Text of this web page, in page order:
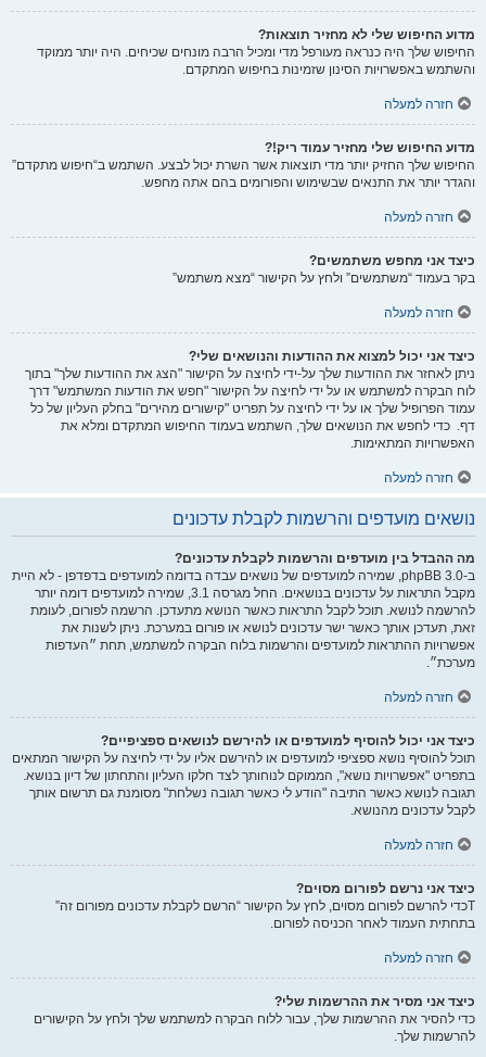
מדוע החיפוש שלי לא מחזיר תוצאות?
החיפוש שלך היה כנראה מעורפל מדי ומכיל הרבה מונחים שכיחים. היה יותר ממוקד
והשתמש באפשרויות הסינון שזמינות בחיפוש המתקדם.
חזרה למעלה
מדוע החיפוש שלי מחזיר עמוד ריק!?
החיפוש שלך החזיק יותר מדי תוצאות אשר השרת יכול לבצע. השתמש ב“חיפוש מתקדם”
והגדר יותר את התנאים שבשימוש והפורומים בהם אתה מחפש.
חזרה למעלה
כיצד אני מחפש משתמשים?
בקר בעמוד “משתמשים” ולחץ על הקישור “מצא משתמש”
חזרה למעלה
כיצד אני יכול למצוא את ההודעות והנושאים שלי?
ניתן לאחזר את ההודעות שלך על-ידי לחיצה על הקישור "הצג את ההודעות שלך" בתוך
לוח הבקרה למשתמש או על ידי לחיצה על הקישור "חפש את הודעות המשתמש" דרך
עמוד הפרופיל שלך או על ידי לחיצה על תפריט "קישורים מהירים" בחלק העליון של כל
דף. כדי לחפש את הנושאים שלך, השתמש בעמוד החיפוש המתקדם ומלא את
האפשרויות המתאימות.
חזרה למעלה
נושאים מועדפים והרשמות לקבלת עדכונים
מה ההבדל בין מועדפים והרשמות לקבלת עדכונים?
ב-phpBB 3.0, שמירה למועדפים של נושאים עבדה בדומה למועדפים בדפדפן - לא היית
מקבל התראות על עדכונים בנושאים. החל מגרסה 3.1, שמירה למועדפים דומה יותר
להרשמה לנושא. תוכל לקבל התראות כאשר הנושא מתעדכן. הרשמה לפורום, לעומת
זאת, תעדכן אותך כאשר ישר עדכונים לנושא או פורום במערכת. ניתן לשנות את
אפשרויות ההתראות למועדפים והרשמות בלוח הבקרה למשתמש, תחת ״העדפות
מערכת״.
חזרה למעלה
כיצד אני יכול להוסיף למועדפים או להירשם לנושאים ספציפיים?
תוכל להוסיף נושא ספציפי למועדפים או להירשם אליו על ידי לחיצה על הקישור המתאים
בתפריט "אפשרויות נושא", הממוקם לנוחותך לצד חלקו העליון והתחתון של דיון בנושא.
תגובה לנושא כאשר התיבה "הודע לי כאשר תגובה נשלחת" מסומנת גם תרשום אותך
לקבל עדכונים מהנושא.
חזרה למעלה
כיצד אני נרשם לפורום מסוים?
Tכדי להרשם לפורום מסוים, לחץ על הקישור “הרשם לקבלת עדכונים מפורום זה”
בתחתית העמוד לאחר הכניסה לפורום.
חזרה למעלה
כיצד אני מסיר את ההרשמות שלי?
כדי להסיר את ההרשמות שלך, עבור ללוח הבקרה למשתמש שלך ולחץ על הקישורים
להרשמות שלך.